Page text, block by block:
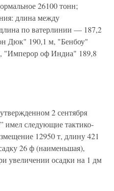
26100 тонн;
длина между
по ватерлинии — 187,2
Дюк" 190,1 м, "Бенбоу"
"Имперор оф Индиа" 189,8
2 сентября
имел следующие тактико-
12950 т, длину 421
26 ф (наименьшая),
увеличении осадки на 1 дм